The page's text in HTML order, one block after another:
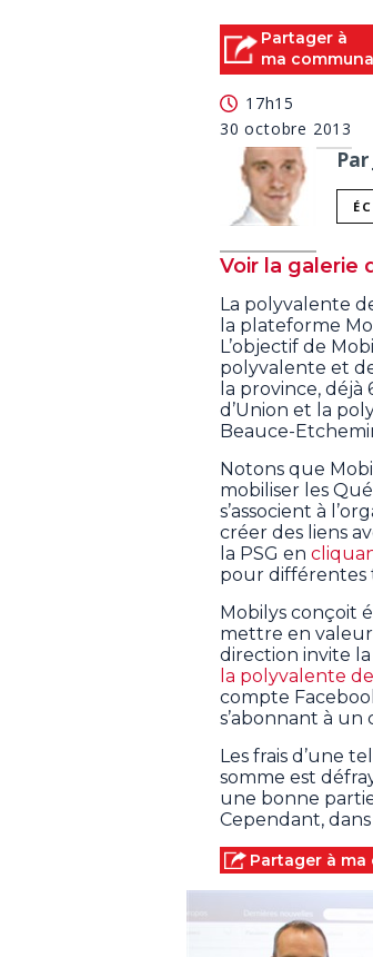
90%
Partager à
ma
17h15
30 octobre 2013
Voir la galerie
La polyvalente
la plateforme
L’objectif de
polyvalente et
la province, déjà
d’Union et la
Beauce-
Notons que
mobiliser les
s’associent à
créer des liens
la PSG en
pour différentes
Mobilys conçoit
mettre en valeur
direction invite
la polyvalente
compte
s’abonnant à un
Les frais d’une
somme est
une bonne
Cependant, dans
Partager à